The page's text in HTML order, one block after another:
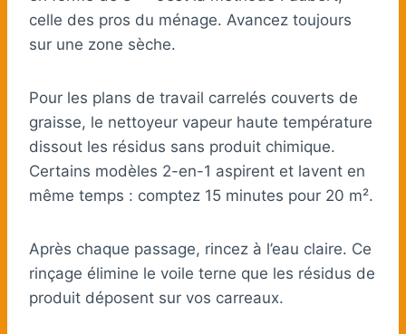
celle des pros du ménage. Avancez toujours
sur une zone sèche.
Pour les plans de travail carrelés couverts de
graisse, le nettoyeur vapeur haute température
dissout les résidus sans produit chimique.
Certains modèles 2-en-1 aspirent et lavent en
même temps : comptez 15 minutes pour 20 m².
Après chaque passage, rincez à l’eau claire. Ce
rinçage élimine le voile terne que les résidus de
produit déposent sur vos carreaux.